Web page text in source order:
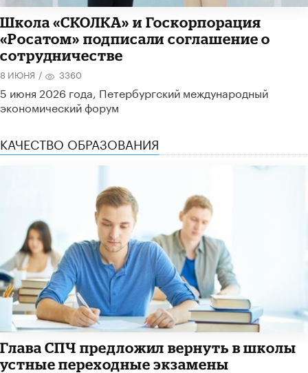
Школа «СКОЛКА» и Госкорпорация
«Росатом» подписали соглашение о
сотрудничестве
8 ИЮНЯ / 3360
5 июня 2026 года, Петербургский международный
экономический форум
КАЧЕСТВО ОБРАЗОВАНИЯ
Глава СПЧ предложил вернуть в школы
устные переходные экзамены